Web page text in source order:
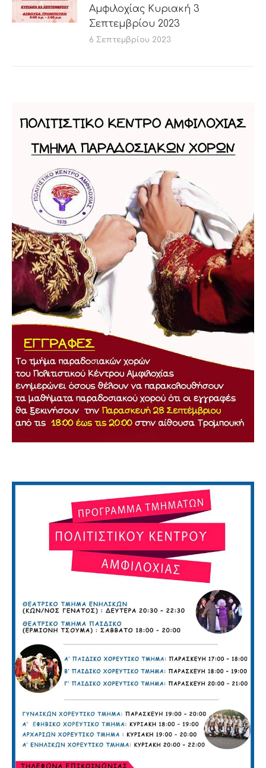
Αμφιλοχίας Κυριακή 3
Σεπτεμβρίου 2023
6 Σεπτεμβρίου 2023